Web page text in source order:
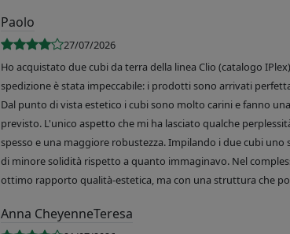
Paolo
27/07/2026
Ho acquistato due cubi da terra della linea Clio (catalogo
spedizione è stata impeccabile: i prodotti sono arrivati
Dal punto di vista estetico i cubi sono molto carini e fanno
previsto. L'unico aspetto che mi ha lasciato qualche
spesso e una maggiore robustezza. Impilando i due cubi
di minore solidità rispetto a quanto immaginavo. Nel
ottimo rapporto qualità-estetica, ma con una struttura che
Anna CheyenneTeresa